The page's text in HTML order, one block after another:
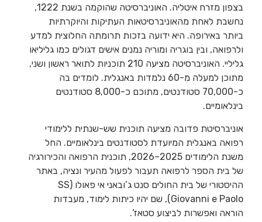
בצפון מזרח איטליה. האוניברסיטה שהוקמה בשנת 1222,
נחשבת לאחת מהאוניברסיטאות העתיקות והיוקרתיות
ביותר באירופה. היא ידועה בזכות תרומתה החלוצית למדע
ולרפואה, ובין בוגריה ומוריה נמנים אישים דגולים כמו גליליאו
גליליי. האוניברסיטה מציעה 210 תוכניות לתואר ראשון ושני,
מתוכן למעלה מ-60 נלמדות באנגלית. לומדים בה
כ-70,000 סטודנטים, מתוכם כ-8,000 סטודנטים
בינלאומיים.
אוניברסיטת פדובה מציעה תוכנית שש-שנתית ללימודי
רפואה באנגלית המיועדת לסטודנטים בינלאומיים. החל
משנת הלימודים 2025–2026, תוכנית הרפואה והכירורגיה
של בית הספר לרפואה תעבור לפעול מהעיר ונציה, באתר
ההיסטורי של בית החולים סנט ג’ובאני אי פאולו (SS
Giovanni e Paolo), שם יהיו כיתות לימוד, מעבדות
הוראה ואפשרות לביצוע סטאז’.